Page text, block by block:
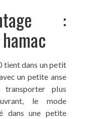
:
tient dans un petit
un petite anse
plus
le mode
dans une petite